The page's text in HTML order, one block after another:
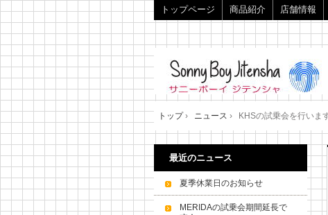
トップページ 商品紹介 店舗情報
トップ› ニュース › KHSの試乗会を行いま
最近のニュース
夏季休業日のお知らせ
MERIDAの試乗会期間延長で